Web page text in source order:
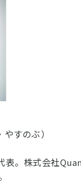
すのぶ）
表。株式会社